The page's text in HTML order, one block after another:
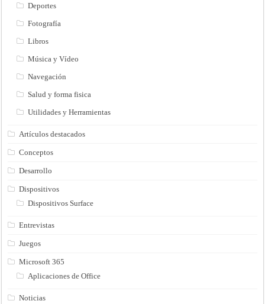
Deportes
Fotografía
Libros
Música y Vídeo
Navegación
Salud y forma fisica
Utilidades y Herramientas
Artículos destacados
Conceptos
Desarrollo
Dispositivos
Dispositivos Surface
Entrevistas
Juegos
Microsoft 365
Aplicaciones de Office
Noticias